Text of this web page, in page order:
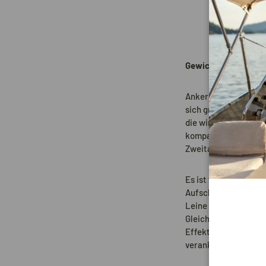
Gewicht der Anker
Anker können in
sich grundsätzlich
die wir uns in dieser
kompakt und leicht
Zweitanker geeignet
Es ist wichtig zu
Aufschwimmen, weil a
Leine schwimmen
Gleiche gilt für einen
Effekt hat wie eine
verankern: Tipps für